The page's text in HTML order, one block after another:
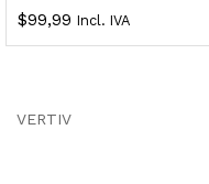
$99,99 Incl. IVA
VERTIV